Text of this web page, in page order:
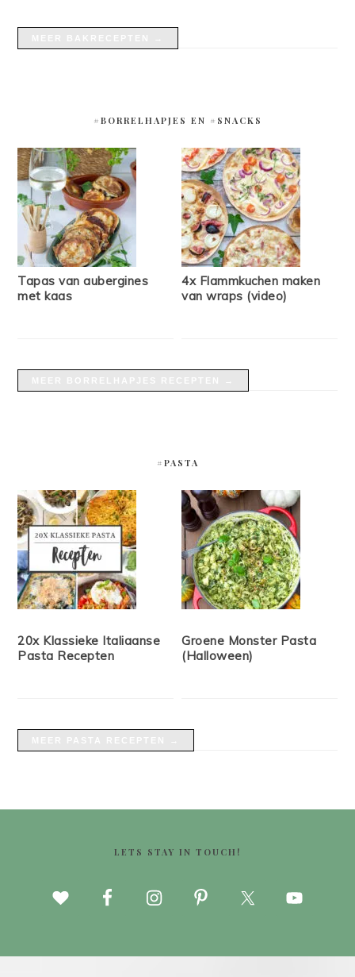
#BORRELHAPJES EN #SNACKS
Tapas van aubergines
met kaas
4x Flammkuchen maken
van wraps (video)
#PASTA
20x Klassieke Italiaanse
Pasta Recepten
Groene Monster Pasta
(Halloween)
LETS STAY IN TOUCH!